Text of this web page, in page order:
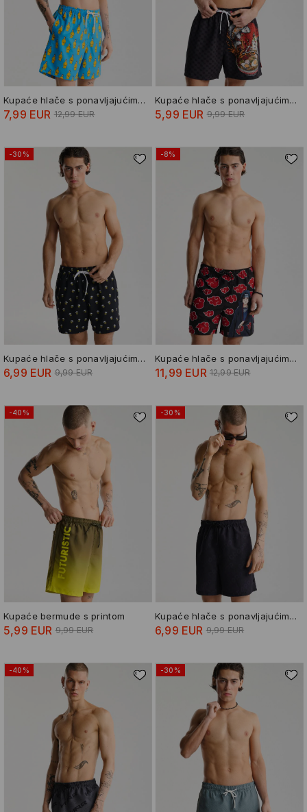
Kupaće hlače s ponavljajućim uzorkom Homer Simpson
7,99 EUR 12,99 EUR
Kupaće hlače s ponavljajućim uzorkom
5,99 EUR 9,99 EUR
-30%
Kupaće hlače s ponavljajućim uzorkom
6,99 EUR 9,99 EUR
-8%
Kupaće hlače s ponavljajućim uzorkom Naruto
11,99 EUR 12,99 EUR
-40%
Kupaće bermude s printom
5,99 EUR 9,99 EUR
-30%
Kupaće hlače s ponavljajućim uzorkom
6,99 EUR 9,99 EUR
-40% -30%